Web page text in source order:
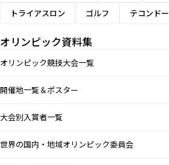
トライアスロン
ゴルフ テコンドー
オリンピック資料集
オリンピック競技大会一覧
開催地一覧＆ポスター
大会別入賞者一覧
世界の国内・地域オリンピック委員会